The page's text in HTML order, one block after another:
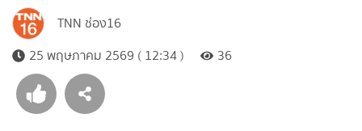
TNN ช่อง16
25 พฤษภาคม 2569 ( 12:34 )
36